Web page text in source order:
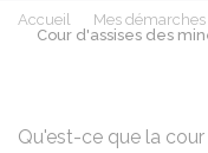
Accueil Mes démarches
Cour d'assises des
Qu'est-ce que la